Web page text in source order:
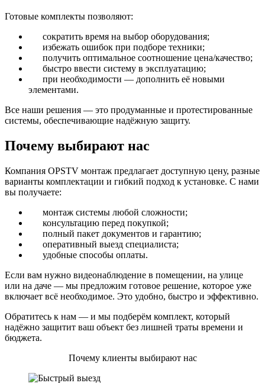
Готовые комплекты позволяют:
сократить время на выбор оборудования;
избежать ошибок при подборе техники;
получить оптимальное соотношение цена/качество;
быстро ввести систему в эксплуатацию;
при необходимости — дополнить её новыми
элементами.
Все наши решения — это продуманные и протестированные
системы, обеспечивающие надёжную защиту.
Почему выбирают нас
Компания OPSTV монтаж предлагает доступную цену, разные
варианты комплектации и гибкий подход к установке. С нами
вы получаете:
монтаж системы любой сложности;
консультацию перед покупкой;
полный пакет документов и гарантию;
оперативный выезд специалиста;
удобные способы оплаты.
Если вам нужно видеонаблюдение в помещении, на улице
или на даче — мы предложим готовое решение, которое уже
включает всё необходимое. Это удобно, быстро и эффективно.
Обратитесь к нам — и мы подберём комплект, который
надёжно защитит ваш объект без лишней траты времени и
бюджета.
Почему клиенты выбирают нас